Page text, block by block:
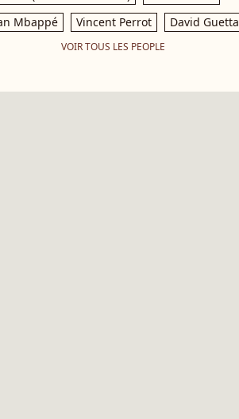
Mbappé
Vincent Perrot David Guetta
VOIR TOUS LES PEOPLE